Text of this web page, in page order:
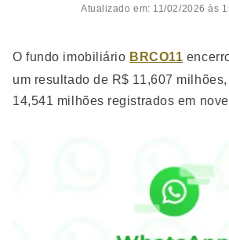
Atualizado em: 11/02/2026 às
O fundo imobiliário BRCO11
um resultado de R$ 11,607
14,541 milhões registrados em